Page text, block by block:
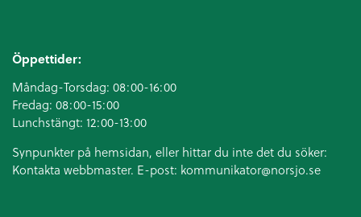
Öppettider:
Måndag-Torsdag: 08:00-16:00
Fredag: 08:00-15:00
Lunchstängt: 12:00-13:00
Synpunkter på hemsidan, eller hittar du inte det du söker:
Kontakta webbmaster. E-post: kommunikator@norsjo.se